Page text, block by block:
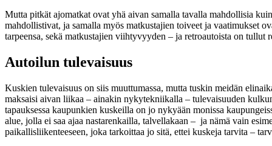
Mutta pitkät ajomatkat ovat yhä aivan samalla tavalla mahdollisia
mahdollistivat, ja samalla myös matkustajien toiveet ja vaatimukset
tarpeensa, sekä matkustajien viihtyvyyden – ja retroautoista on
Autoilun tulevaisuus
Kuskien tulevaisuus on siis muuttumassa, mutta tuskin meidän
maksaisi aivan liikaa – ainakin nykytekniikalla – tulevaisuuden
tapauksessa kaupunkien kuskeilla on jo nykyään monissa
alue, jolla ei saa ajaa nastarenkailla, talvellakaan – ja nämä vain
paikallisliikenteeseen, joka tarkoittaa jo sitä, ettei kuskeja tarvita –